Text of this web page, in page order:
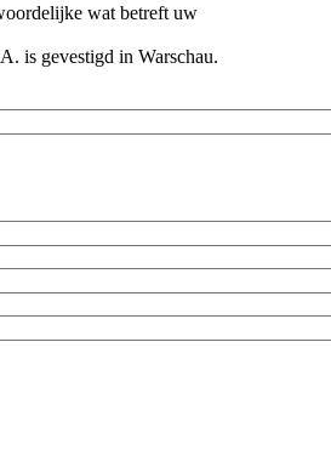
wat betreft uw
is gevestigd in Warschau.